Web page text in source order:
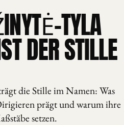
TYLA
DER STILLE
die Stille im Namen: Was
prägt und warum ihre
setzen.